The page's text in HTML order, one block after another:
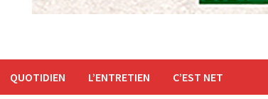
QUOTIDIEN L’ENTRETIEN C’EST NET